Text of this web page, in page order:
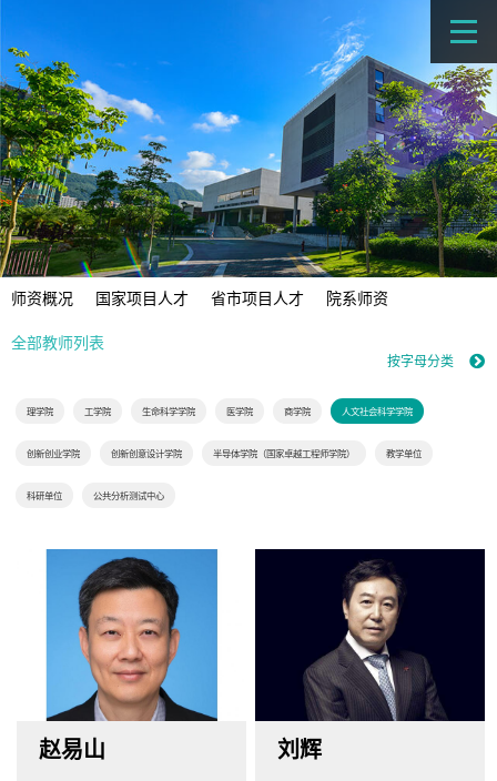
师资概况 国家项目人才 省市项目人才 院系师资
全部教师列表
按字母分类
理学院 工学院 生命科学学院 医学院 商学院 人文社会科学学院
创新创业学院 创新创意设计学院 半导体学院（国家卓越工程师学院） 教学单位
科研单位 公共分析测试中心
赵易山 刘辉